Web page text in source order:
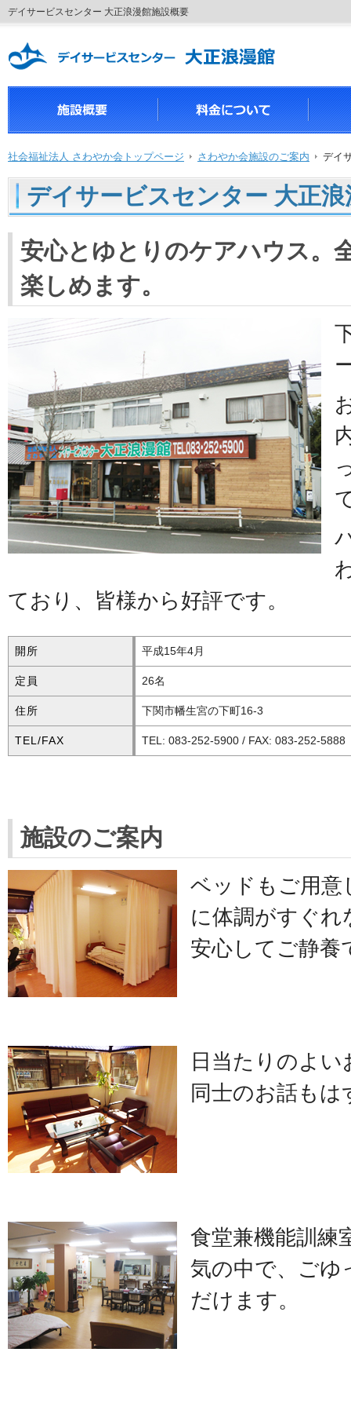
デイサービスセンター 大正浪漫館施設概要
社会福祉法人 さわやか会トップページ さわやか会施設のご案内 デイ
デイサービスセンター 大正浪
安心とゆとりのケアハウス。
楽しめます。
ており、皆様から好評です。
開所 平成15年4月
定員 26名
住所 下関市幡生宮の下町16-3
TEL/FAX TEL: 083-252-5900 / FAX: 083-252-5888
施設のご案内
ベッドもご用意
に体調がすぐ
安心してご静養
日当たりのよ
同士のお話もは
食堂兼機能訓練
気の中で、ごゆ
だけます。